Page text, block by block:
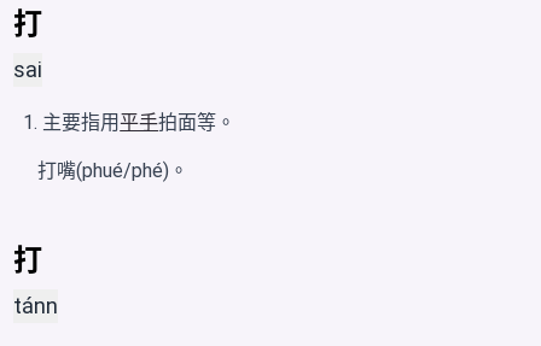
打
sai
主要指用平手拍面等。
打嘴(phué/phé)。
打
tánn